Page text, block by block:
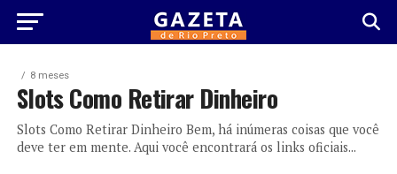
8 meses
Slots Como Retirar Dinheiro
Slots Como Retirar Dinheiro Bem, há inúmeras coisas que você
deve ter em mente. Aqui você encontrará os links oficiais...